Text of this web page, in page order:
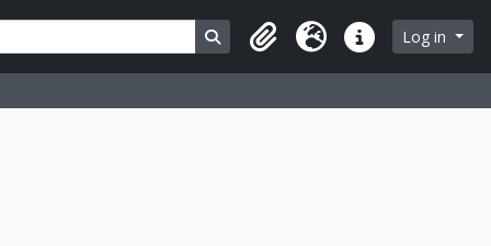
Search in browse page
ClipboardLanguageQuick linksLog in